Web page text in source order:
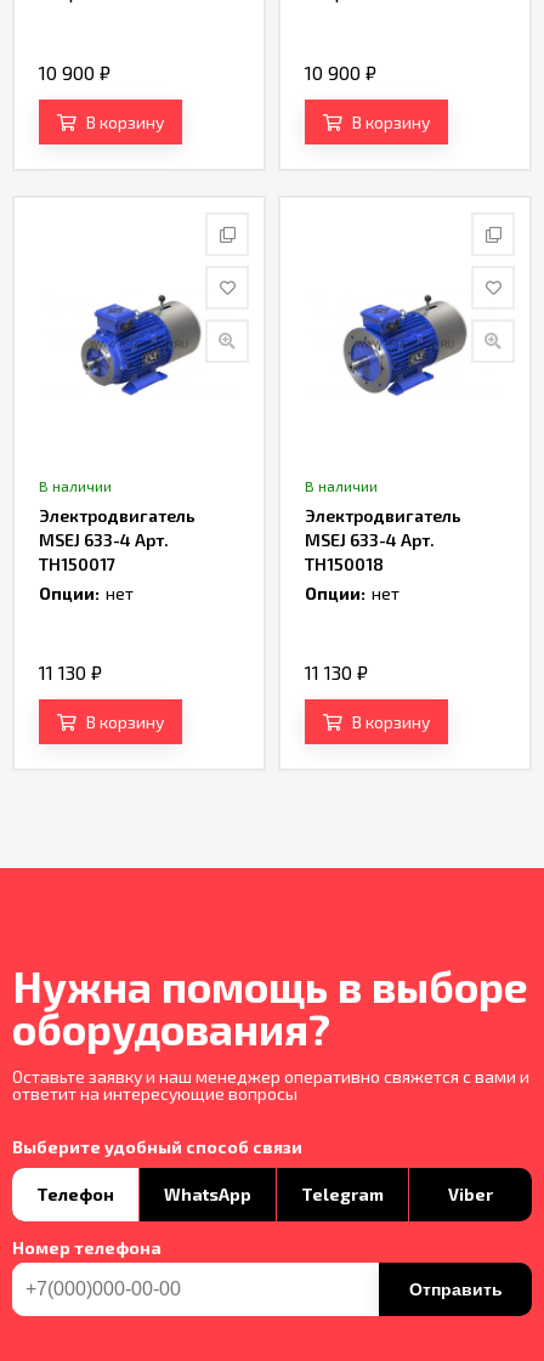
10 900 ₽
В корзину
10 900 ₽
В корзину
В наличии
Электродвигатель
MSEJ 633-4 Арт.
TH150017
Опции: нет
11 130 ₽
В корзину
В наличии
Электродвигатель
MSEJ 633-4 Арт.
TH150018
Опции: нет
11 130 ₽
В корзину
Нужна помощь в выборе
оборудования?
Оставьте заявку и наш менеджер оперативно свяжется с вами и
ответит на интересующие вопросы
Выберите удобный способ связи
Телефон WhatsApp Telegram Viber
Номер телефона
Отправить